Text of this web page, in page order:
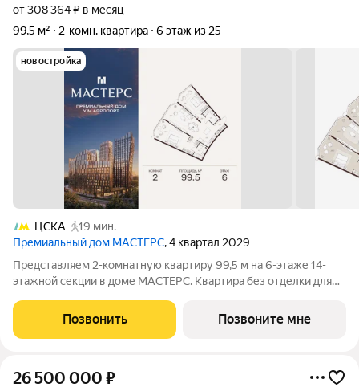
от 308 364 ₽ в месяц
99,5 м²
2-комн. квартира 6 этаж из 25
новостройка
ЦСКА
19 мин.
Премиальный дом МАСТЕРС, 4 квартал 2029
Представляем 2-комнатную квартиру 99,5 м на 6-этаже 14-
этажной секции в доме МАСТЕРС. Квартира без отделки для
июле! Подробности в офисе отдела продаж. - Мастер-спальня
Транспортная
Позвонить Позвоните мне
26 500 000 ₽